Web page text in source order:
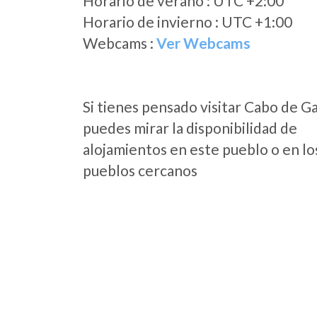
Horario de invierno : UTC +1:00
Webcams : Ver Webcams
Si tienes pensado visitar Cabo de
puedes mirar la disponibilidad de
alojamientos en este pueblo o en
pueblos cercanos